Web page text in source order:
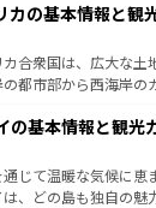
覧を参照してほしい。
そのまま残る町や、
もあり、アルプス観光
きる。国民の所得が
の交通パス提供のサー
イス情報はコンテンツ
カの基本情報と観
合衆国は、広大な土
の都市部から西海岸の
巨大都市は、観光、
トが詰まった刺激的な
は大自然が広がり、グ
ン国立公園といった絶
の基本情報と観光
通じて温暖な気候に恵
は、どの島も独自の魅